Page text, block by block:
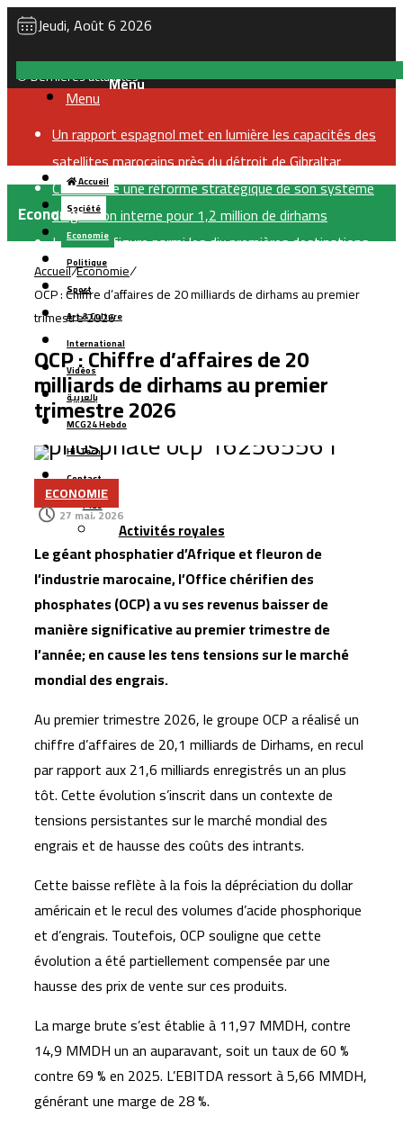
Jeudi, Août 6 2026
Dernières actualités
Un rapport espagnol met en lumière les capacités des
satellites marocains près du détroit de Gibraltar
CNSS lance une réforme stratégique de son système
de gestion interne pour 1,2 million de dirhams
Le Maroc figure parmi les dix premières destinations
mondiales pour les investissements privés soutenus
par le financement du développement
CIH Bank finalise une augmentation de capital d’un
milliard de dirhams, largement souscrite
Samsung enregistre un nouveau record de
précommandes pour ses smartphones pliables
Managem prend le contrôle du projet gazier de
Tendrara avant le démarrage de la production
L’Allemagne accorde un prêt de 66 millions d’euros pour
moderniser le secteur de l’eau au Maroc
Renault Maroc renforce son leadership industriel avec
200.000 véhicules produits et plus de 167.000 unités
exportées
Google pilote une alliance de 200 milliards de dollars
pour accélérer la course aux puces d’intelligence
artificielle
d’affaires au premier semestre 2026
Menu
Accueil
Société
Economie
Politique
Sport
Art & Culture
International
Vidéos
بالعربية
MCG24 Hebdo
Hi-Tech
Contact
Plus
Activités royales
Economie
Accueil/Economie/
OCP : Chiffre d’affaires de 20 milliards de dirhams au premier
trimestre 2026
OCP : Chiffre d’affaires de 20
milliards de dirhams au premier
trimestre 2026
ECONOMIE
27 mai، 2026
Le géant phosphatier d’Afrique et fleuron de
l’industrie marocaine, l’Office chérifien des
phosphates (OCP) a vu ses revenus baisser de
manière significative au premier trimestre de
l’année; en cause les tens tensions sur le marché
mondial des engrais.
Au premier trimestre 2026, le groupe OCP a réalisé un
chiffre d’affaires de 20,1 milliards de Dirhams, en recul
par rapport aux 21,6 milliards enregistrés un an plus
tôt. Cette évolution s’inscrit dans un contexte de
tensions persistantes sur le marché mondial des
engrais et de hausse des coûts des intrants.
Cette baisse reflète à la fois la dépréciation du dollar
américain et le recul des volumes d’acide phosphorique
et d’engrais. Toutefois, OCP souligne que cette
évolution a été partiellement compensée par une
hausse des prix de vente sur ces produits.
La marge brute s’est établie à 11,97 MMDH, contre
14,9 MMDH un an auparavant, soit un taux de 60 %
contre 69 % en 2025. L’EBITDA ressort à 5,66 MMDH,
générant une marge de 28 %.